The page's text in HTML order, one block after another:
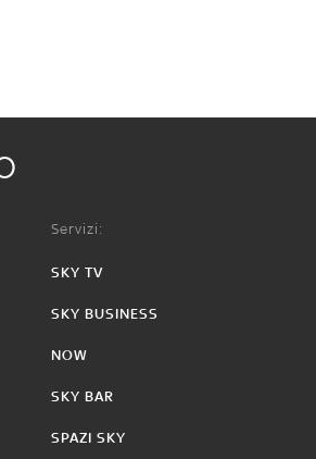
Servizi:
SKY TV
SKY BUSINESS
NOW
SKY BAR
SPAZI SKY